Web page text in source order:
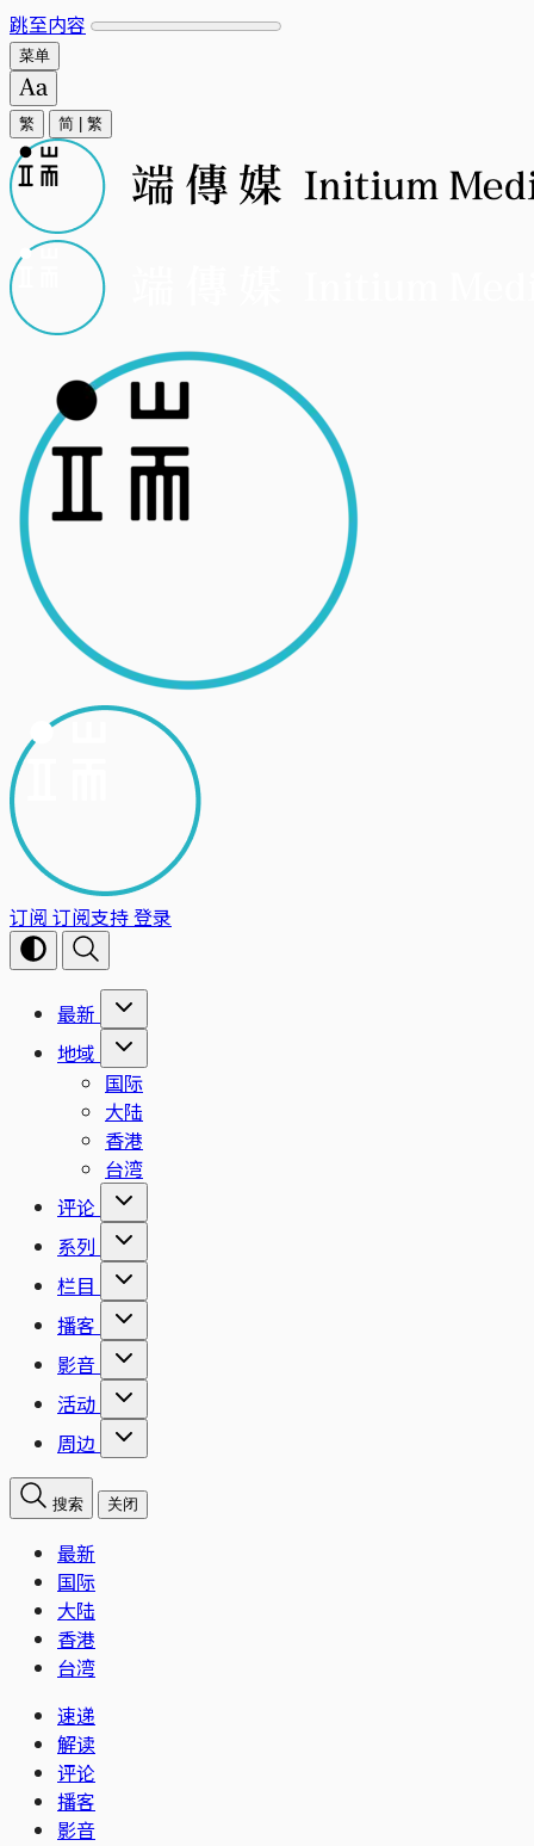
跳至内容
菜单
繁 简 繁
订阅 订阅支持登录
最新
地域
国际
大陆
香港
台湾
评论
系列
栏目
播客
影音
活动
周边
搜索 关闭
最新
国际
大陆
香港
台湾
速递
解读
评论
播客
影音